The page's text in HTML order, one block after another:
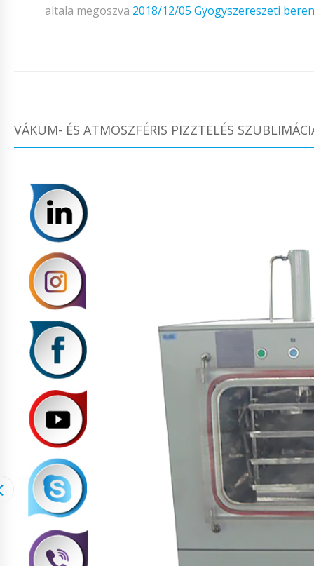
altala megoszva 2018/12/05 Gyogyszereszeti
VÁKUM- ÉS ATMOSZFÉRIS PIZZTELÉS